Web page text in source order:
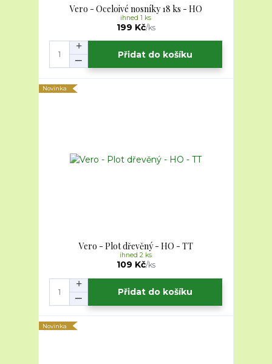
Vero - Oceloivé nosníky 18 ks - HO
199 Kč/ks
ihned 1 ks
Přidat do košíku
Novinka
Vero - Plot dřevěný - HO - TT
109 Kč/ks
ihned 2 ks
Přidat do košíku
Novinka